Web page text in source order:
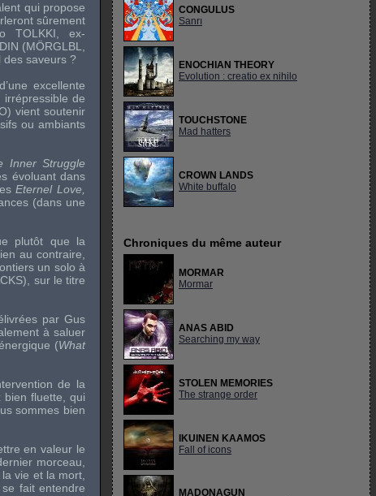
qui propose
sûrement
TOLKKI , ex-
(MÖRGLBL,
saveurs ?
excellente
de
) vient soutenir
ou ambiants
Inner Struggle
évoluant dans
Eternel Love,
(dans une
plutôt que la
au contraire,
un solo à
), sur le titre
par Gus
à saluer
(What
de la
fluette, qui
sommes bien
en valeur le
morceau,
vie et la mort,
, se fait entendre
CONGULUS
Sanrı
ENOCHIAN THEORY
Evolution : creatio ex nihilo
TOUCHSTONE
Mad hatters
CROWN LANDS
White buffalo
Chroniques du même auteur
MORMAR
Mormar
ANAS ABID
Searching my way
STOLEN MEMORIES
The strange order
IKUINEN KAAMOS
Fall of icons
MADONAGUN